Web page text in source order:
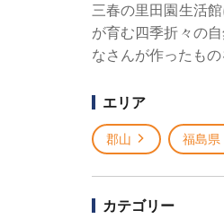
三春の里田園生活
が育む四季折々の
なさんが作ったも
エリア
郡山 福島県
カテゴリー